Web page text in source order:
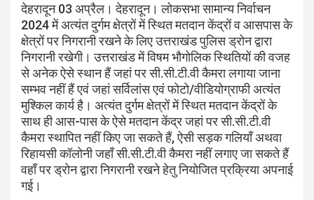
देहरादून 03 अप्रैल। देहरादून। लोकसभा सामान्य निर्वाचन
2024 में अत्यंत दुर्गम क्षेत्रों में स्थित मतदान केंद्रों व आसपास के
क्षेत्रों पर निगरानी रखने के लिए उत्तराखंड पुलिस ड्रोन द्वारा
निगरानी रखेगी। उत्तराखंड में विषम भौगोलिक स्थितियों की वजह
से अनेक ऐसे स्थान हैं जहां पर सी.सी.टी.वी कैमरा लगाया जाना
सम्भव नहीं हैं एवं जहां सर्विलांस एवं फोटो/वीडियोग्राफी अत्यंत
मुश्किल कार्य है। अत्यंत दुर्गम क्षेत्रों में स्थित मतदान केंद्रों के
साथ ही आस-पास के ऐसे मतदान केंद्र जहां पर सी.सी.टी.वी
कैमरा स्थापित नहीं किए जा सकते हैं, ऐसी सड़क गलियाँ अथवा
रिहायसी कॉलोनी जहाँ सी.सी.टी.वी कैमरा नहीं लगाए जा सकते हैं
वहाँ पर ड्रोन द्वारा निगरानी रखने हेतु नियोजित प्रक्रिया अपनाई
गई।